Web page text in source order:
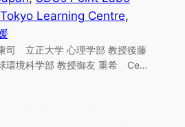
Tokyo Learning Centre
司 立正大学 心理学部 教授後藤
環境科学部 教授御友 重希 Ce…